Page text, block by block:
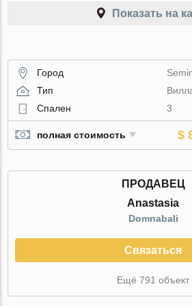
Показать на
Город
Тип
Спален
3
полная стоимость $
ПРОДАВЕЦ
Anastasia
Domnabali
Связаться
Ещё 791 объект